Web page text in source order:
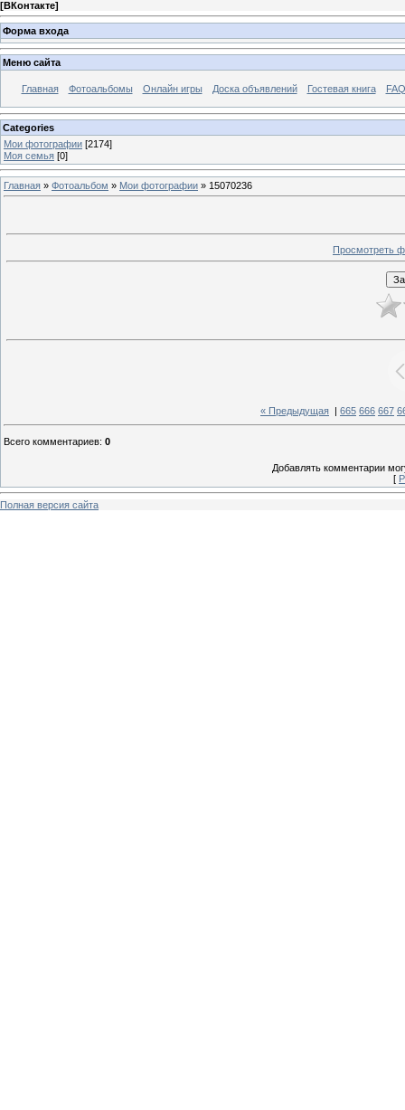
[ВКонтакте]
Форма входа
Меню сайта
Главная Фотоальбомы Онлайн игры Доска объявлений Гостевая книга
Categories
Мои фотографии [2174]
Моя семья [0]
Главная » Фотоальбом » Мои фотографии » 15070236
Просмотреть
« Предыдущая 665 666 667
Всего комментариев: 0
Добавлять комментарии
[
Полная версия сайта